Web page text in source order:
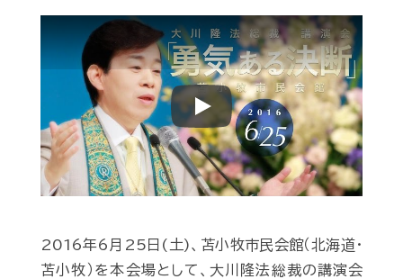
Play
2016年6月25日(土)、苫小牧市民会館（北海道・
苫小牧）を本会場として、大川隆法総裁の講演会